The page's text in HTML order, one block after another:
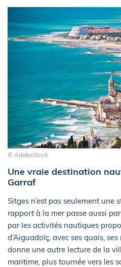
© AdobeStock
Une vraie destination
Garraf
Sitges n’est pas seulement une
rapport à la mer passe aussi
par les activités nautiques
d’Aiguadolç, avec ses quais,
donne une autre lecture de la
maritime, plus tournée vers les